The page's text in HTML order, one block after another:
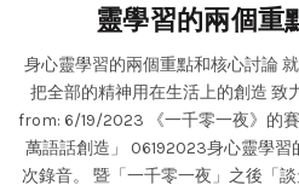
靈學習的兩個重
身心靈學習的兩個重點和核心討論
把全部的精神用在生活上的創造 致
from: 6/19/2023 《一千零一夜》的
萬語話創造」 06192023身心靈學習
次錄音。 暨「一千零一夜」之後「